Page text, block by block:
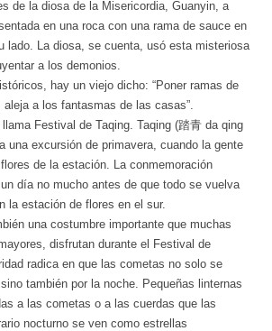
de la diosa de la Misericordia, Guanyin, a
en una roca con una rama de sauce en
lado. La diosa, se cuenta, usó esta misteriosa
a los demonios.
hay un viejo dicho: “Poner ramas de
a los fantasmas de las casas”.
Festival de Taqing. Taqing (踏青 da qing
una excursión de primavera, cuando la gente
de la estación. La conmemoración
día no mucho antes de que todo se vuelva
la estación de flores en el sur.
una costumbre importante que muchas
disfrutan durante el Festival de
radica en que las cometas no solo se
también por la noche. Pequeñas linternas
a las cometas o a las cuerdas que las
nocturno se ven como estrellas